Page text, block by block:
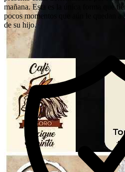
mañana. Esta es la única forma que
pocos momentos que aún le quedan a
de su hijo.